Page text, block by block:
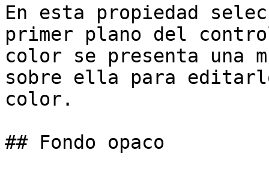
En esta propiedad
primer plano del
color se presenta una
sobre ella para
color.
## Fondo opaco